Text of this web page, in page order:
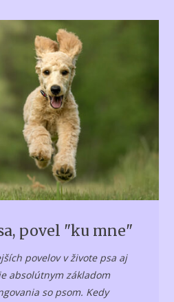
povel "ku mne"
povelov v živote psa aj
absolútnym základom
so psom. Kedy